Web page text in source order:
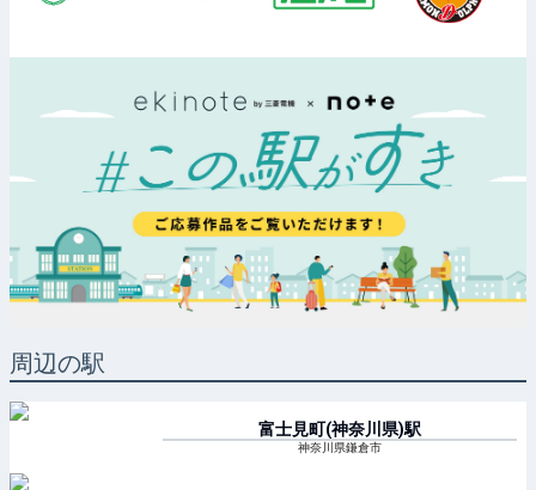
周辺の駅
富士見町(神奈川県)駅
神奈川県鎌倉市